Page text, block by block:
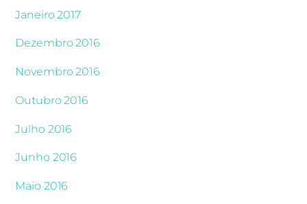
Janeiro 2017
Dezembro 2016
Novembro 2016
Outubro 2016
Julho 2016
Junho 2016
Maio 2016